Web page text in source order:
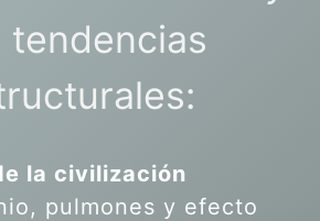
tendencias
la civilización
pulmones y efecto